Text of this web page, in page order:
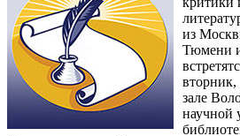
из
Тюмени
зале
научной